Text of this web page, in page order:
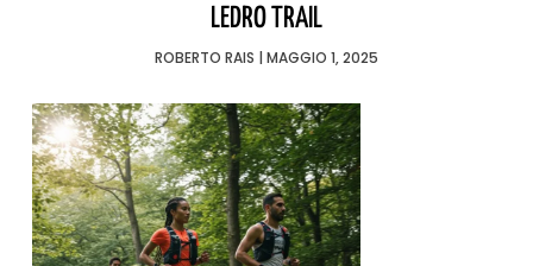
LEDRO TRAIL
ROBERTO RAIS MAGGIO 1, 2025